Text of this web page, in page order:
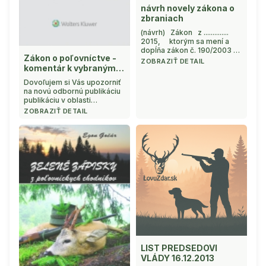
Zákon o poľovníctve -
komentár k vybraným
ustanoveniam
Dovoľujem si Vás upozorniť
na novú odbornú publikáciu
publikáciu v oblasti
poľovníctva "Komentár k
zákona o poľovníctve" od
autorov JUDr. Martina
Ľuptáka, PhD. a JUDr. Matúša
Sarvaša. Publikácia
predstavuje prvý
sprievodný v&ya ...
ZOBRAZIŤ DETAIL
návrh novely zákona o
zbraniach
(návrh) Zákon z ..............
2015, ktorým sa mení a
dopĺňa zákon č. 190/2003 Z.
z. o strelných zbraniach a
ZOBRAZIŤ DETAIL
LIST PREDSEDOVI
VLÁDY 16.12.2013